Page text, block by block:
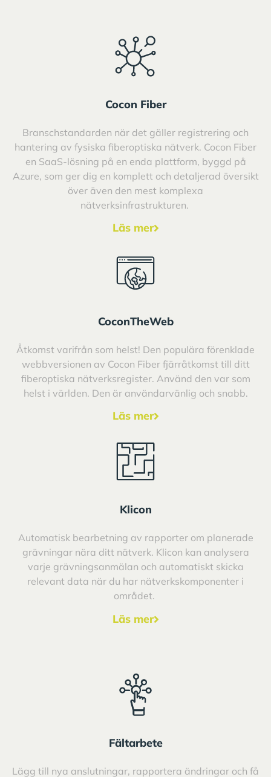
Cocon Fiber
Branschstandarden när det gäller registrering och
hantering av fysiska fiberoptiska nätverk. Cocon Fiber
en SaaS-lösning på en enda plattform, byggd på
Azure, som ger dig en komplett och detaljerad översikt
över även den mest komplexa
nätverksinfrastrukturen.
Läs mer
CoconTheWeb
Åtkomst varifrån som helst! Den populära förenklade
webbversionen av Cocon Fiber fjärråtkomst till ditt
fiberoptiska nätverksregister. Använd den var som
helst i världen. Den är användarvänlig och snabb.
Läs mer
Klicon
Automatisk bearbetning av rapporter om planerade
grävningar nära ditt nätverk. Klicon kan analysera
varje grävningsanmälan och automatiskt skicka
relevant data när du har nätverkskomponenter i
området.
Läs mer
Fältarbete
Lägg till nya anslutningar, rapportera ändringar och få